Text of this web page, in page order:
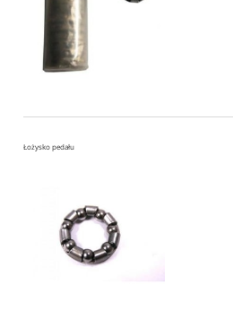
Łożysko pedału